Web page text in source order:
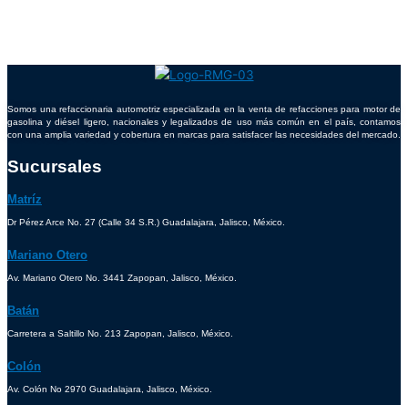
Somos una refaccionaria automotriz especializada en la venta de refacciones para motor de
gasolina y diésel ligero, nacionales y legalizados de uso más común en el país, contamos
con una amplia variedad y cobertura en marcas para satisfacer las necesidades del mercado.
Sucursales
Matríz
Dr Pérez Arce No. 27 (Calle 34 S.R.) Guadalajara, Jalisco, México.
Mariano Otero
Av. Mariano Otero No. 3441 Zapopan, Jalisco, México.
Batán
Carretera a Saltillo No. 213 Zapopan, Jalisco, México.
Colón
Av. Colón No 2970 Guadalajara, Jalisco, México.